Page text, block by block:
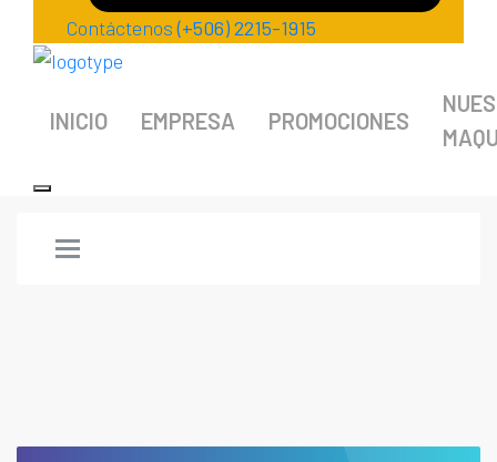
Contáctenos (+506) 2215-1915
INICIO EMPRESA PROMOCIONES